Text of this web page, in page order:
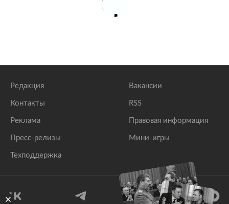
Редакция
Контакты
Реклама
Пресс-релизы
Техподдержка
Вакансии
RSS
Правовая информация
Мини-игры